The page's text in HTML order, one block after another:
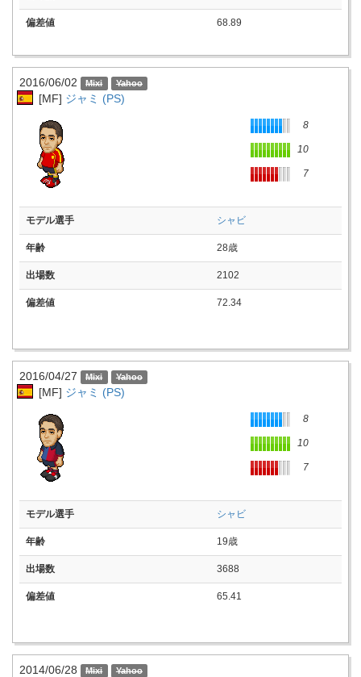
偏差値 68.89
2016/06/02
[MF] ジャミ (PS)
8
10
7
モデル選手 シャビ
年齢 28歳
出場数 2102
偏差値 72.34
2016/04/27
[MF] ジャミ (PS)
8
10
7
モデル選手 シャビ
年齢 19歳
出場数 3688
偏差値 65.41
2014/06/28